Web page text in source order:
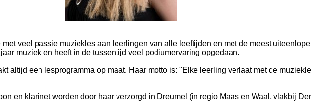
veel passie muziekles aan leerlingen van alle leeftijden en met de meest
muziek en heeft in de tussentijd veel podiumervaring opgedaan.
altijd een lesprogramma op maat. Haar motto is: "Elke leerling verlaat met de
en klarinet worden door haar verzorgd in Dreumel (in regio Maas en Waal, vlakbij